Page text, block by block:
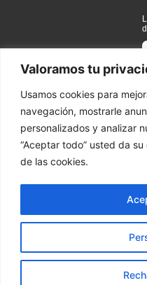
Valoramos tu
Usamos cookies para
navegación, mostrarle
personalizados y analizar
“Aceptar todo” usted da
de las cookies.
Contacto
C/Viriato. 50 28010 Madrid
656 643 111
Copyright © 2024